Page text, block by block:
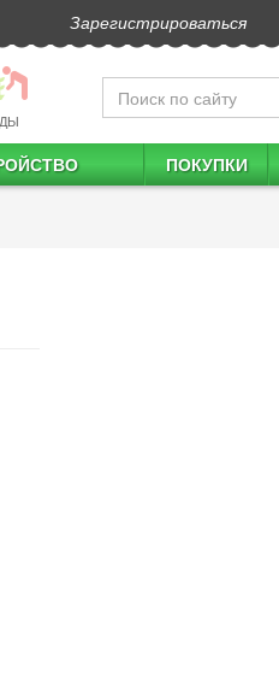
Зарегистрироваться
ПОКУПКИ